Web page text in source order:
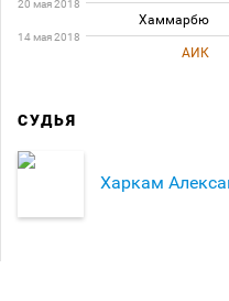
20 мая 2018
Хаммарбю
14 мая 2018
АИК
СУДЬЯ
Харкам